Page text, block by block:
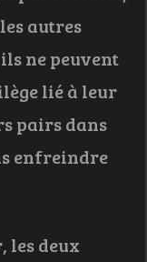
autres
ne peuvent
lié à leur
pairs dans
enfreindre
les deux